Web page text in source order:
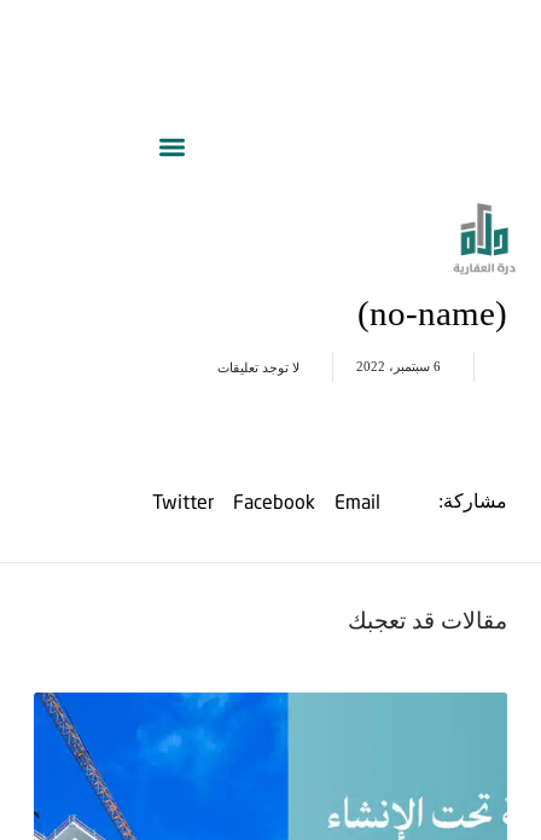
(no-name)
6 سبتمبر، 2022 لا توجد تعليقات
مشاركة: Email
Facebook
Twitter
مقالات قد تعجبك